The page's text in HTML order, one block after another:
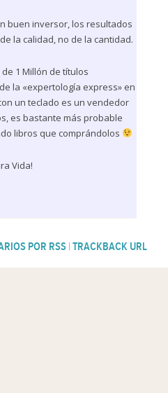
buen inversor, los resultados
la calidad, no de la cantidad.
1 Millón de títulos
la «expertología express» en
un teclado es un vendedor
es bastante más probable
libros que comprándolos
Vida!
POR RSS | TRACKBACK URL